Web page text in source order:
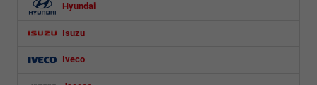
Hyundai
Isuzu
Iveco